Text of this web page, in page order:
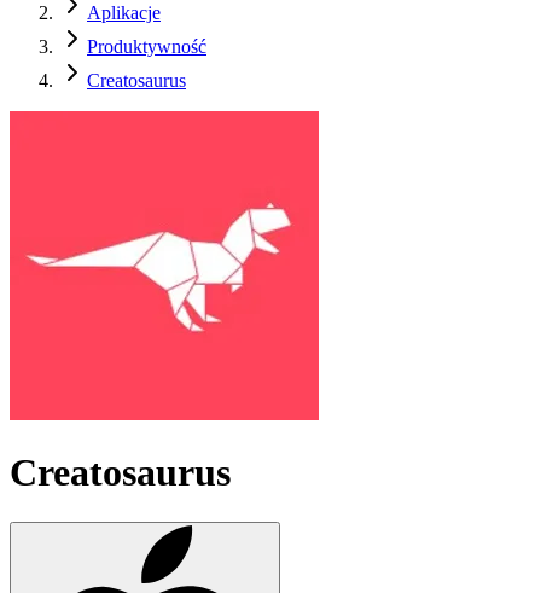
Aplikacje
Produktywność
Creatosaurus
Creatosaurus